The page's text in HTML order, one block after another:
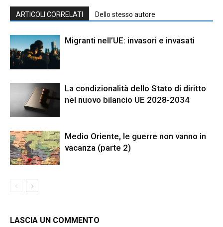
ARTICOLI CORRELATI Dello stesso autore
Migranti nell’UE: invasori e invasati
La condizionalità dello Stato di diritto
nel nuovo bilancio UE 2028-2034
Medio Oriente, le guerre non vanno in
vacanza (parte 2)
LASCIA UN COMMENTO